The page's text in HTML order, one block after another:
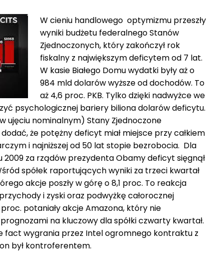
W cieniu handlowego optymizmu przeszły
wyniki budżetu federalnego Stanów
Zjednoczonych, który zakończył rok
fiskalny z największym deficytem od 7 lat.
W kasie Białego Domu wydatki były aż o
984 mld dolarów wyższe od dochodów. To
aż 4,6 proc. PKB. Tylko dzięki nadwyżce we
psychologicznej bariery biliona dolarów deficytu.
ujęciu nominalnym) Stany Zjednoczone
że potężny deficyt miał miejsce przy całkiem
i najniższej od 50 lat stopie bezrobocia. Dla
za rządów prezydenta Obamy deficyt sięgnął
spółek raportujących wyniki za trzeci kwartał
akcje poszły w górę o 8,1 proc. To reakcja
i zyski oraz podwyżkę całorocznej
proc. potaniały akcje Amazona, który nie
na kluczowy dla spółki czwarty kwartał.
fact wygrania przez Intel ogromnego kontraktu z
był kontroferentem.